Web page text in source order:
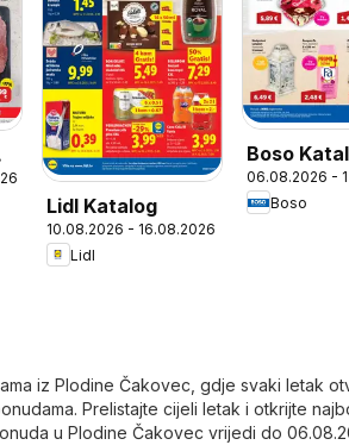
Lidl Katalog
10.08.2026 - 16.08.2026
Lidl
Boso
06.08.2026 -
Boso
iz Plodine Čakovec, gdje svaki letak
Prelistajte cijeli letak i otkrijte
u Plodine Čakovec vrijedi do